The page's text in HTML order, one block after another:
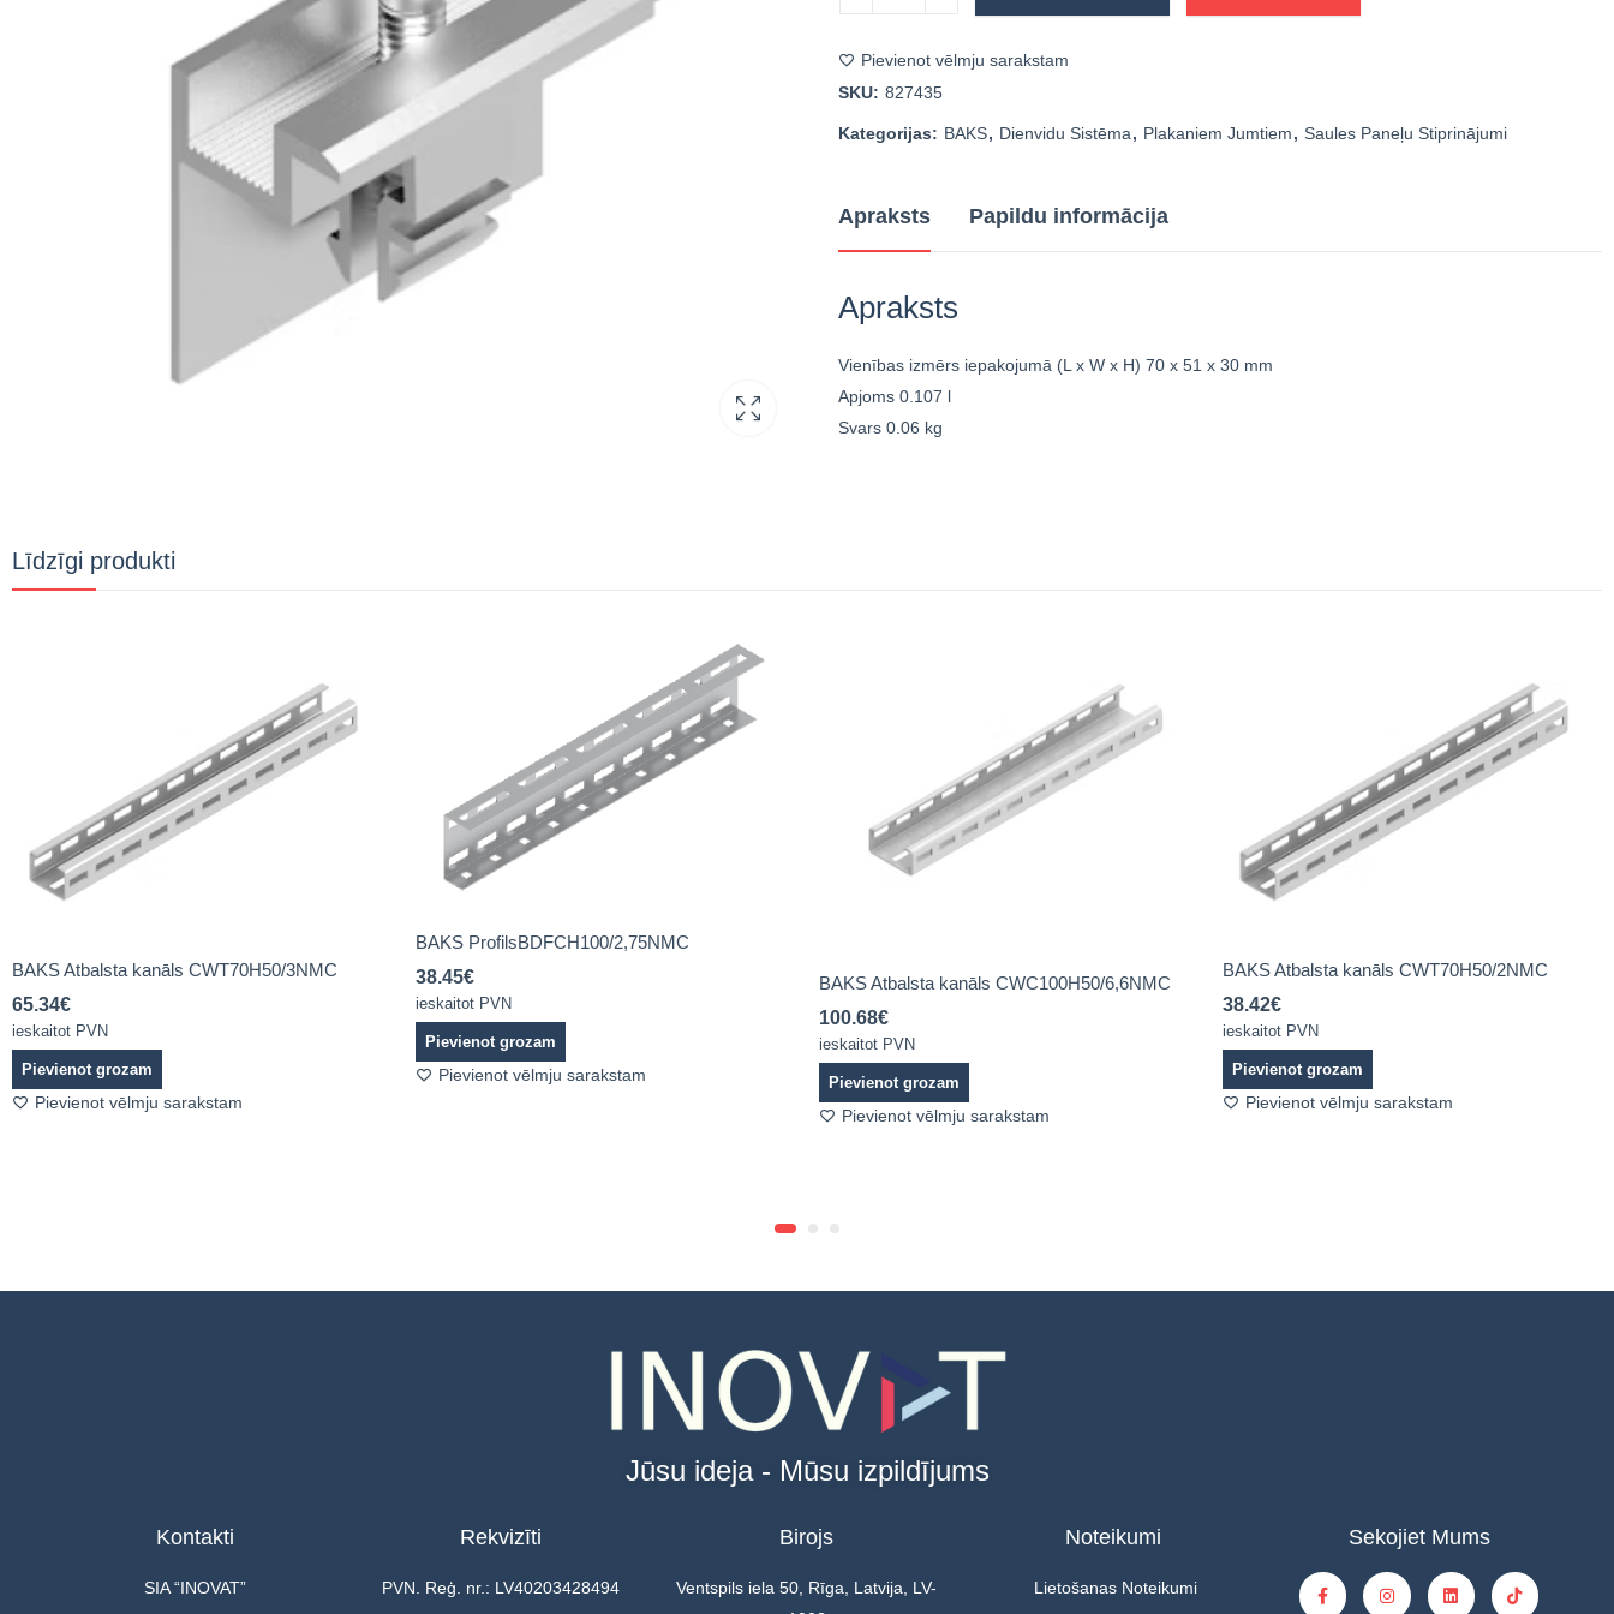
Pievienot vēlmju sarakstam
SKU: 827435
Kategorijas: BAKS, Dienvidu Sistēma, Plakaniem Jumtiem, Saules Paneļu Stiprinājumi
Apraksts Papildu informācija
Apraksts
Vienības izmērs iepakojumā (L x W x H) 70 x 51 x 30 mm
Apjoms 0.107 l
Svars 0.06 kg
Līdzīgi produkti
BAKS Atbalsta kanāls CWT70H50/3NMC
65.34€
ieskaitot PVN
Pievienot grozam
Pievienot vēlmju sarakstam
BAKS ProfilsBDFCH100/2,75NMC
38.45€
ieskaitot PVN
Pievienot grozam
Pievienot vēlmju sarakstam
BAKS Atbalsta kanāls CWC100H50/6,6NMC
100.68€
ieskaitot PVN
Pievienot grozam
Pievienot vēlmju sarakstam
BAKS Atbalsta kanāls CWT70H50/2NMC
38.42€
ieskaitot PVN
Pievienot grozam
Pievienot vēlmju sarakstam
Jūsu ideja - Mūsu izpildījums
Kontakti
SIA “INOVAT”
Rekvizīti
PVN. Reģ. nr.: LV40203428494
Birojs
Ventspils iela 50, Rīga, Latvija, LV-
Noteikumi
Lietošanas Noteikumi
Sekojiet Mums